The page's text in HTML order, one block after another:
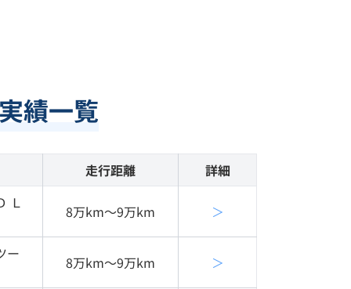
績一覧
走行距離 詳細
Ｌ
8万km〜9万km ＞
ー
8万km〜9万km ＞